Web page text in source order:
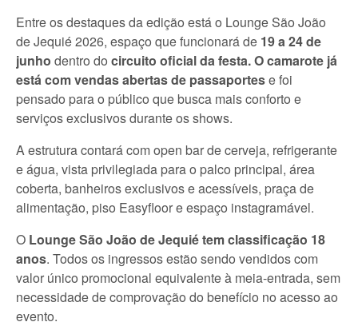
Entre os destaques da edição está o Lounge São João
de Jequié 2026, espaço que funcionará de 19 a 24 de
junho dentro do circuito oficial da festa. O camarote já
está com vendas abertas de passaportese foi
pensado para o público que busca mais conforto e
serviços exclusivos durante os shows.
A estrutura contará com open bar de cerveja, refrigerante
e água, vista privilegiada para o palco principal, área
coberta, banheiros exclusivos e acessíveis, praça de
alimentação, piso Easyfloor e espaço instagramável.
O Lounge São João de Jequié tem classificação 18
anos. Todos os ingressos estão sendo vendidos com
valor único promocional equivalente à meia-entrada, sem
necessidade de comprovação do benefício no acesso ao
evento.